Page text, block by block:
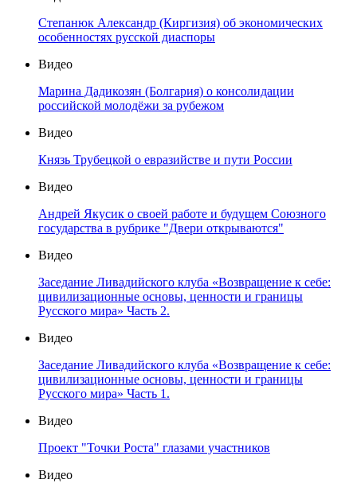
Степанюк Александр (Киргизия) об экономических
особенностях русской диаспоры
Видео
Марина Дадикозян (Болгария) о консолидации
российской молодёжи за рубежом
Видео
Князь Трубецкой о евразийстве и пути России
Видео
Андрей Якусик о своей работе и будущем Союзного
государства в рубрике "Двери открываются"
Видео
Заседание Ливадийского клуба «Возвращение к себе:
цивилизационные основы, ценности и границы
Русского мира» Часть 2.
Видео
Заседание Ливадийского клуба «Возвращение к себе:
цивилизационные основы, ценности и границы
Русского мира» Часть 1.
Видео
Проект "Точки Роста" глазами участников
Видео